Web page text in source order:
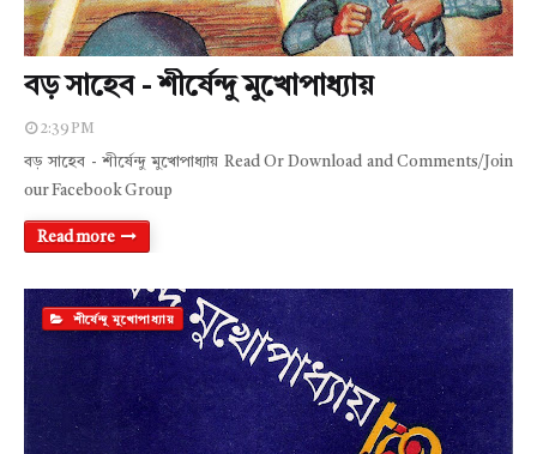
বড় সাহেব - শীর্ষেন্দু মুখোপাধ্যায়
2:39 PM
বড় সাহেব - শীর্ষেন্দু মুখোপাধ্যায় Read Or Download and Comments/Join
our Facebook Group
Read more
শীর্ষেন্দু মুখোপাধ্যায়